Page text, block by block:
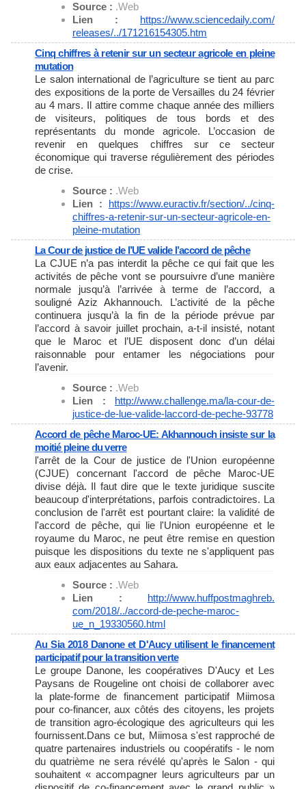
Source : .Web
Lien : https://www.sciencedaily.com/
releases/../171216154305.htm
Cinq chiffres à retenir sur un secteur agricole en pleine
mutation
Le salon international de l’agriculture se tient au parc
des expositions de la porte de Versailles du 24 février
au 4 mars. Il attire comme chaque année des milliers
de visiteurs, politiques de tous bords et des
représentants du monde agricole. L’occasion de
revenir en quelques chiffres sur ce secteur
économique qui traverse régulièrement des périodes
de crise.
Source : .Web
Lien : https://www.euractiv.fr/section/../cinq-
chiffres-a-retenir-sur-un-secteur-agricole-en-
pleine-mutation
La Cour de justice de l’UE valide l’accord de pêche
La CJUE n’a pas interdit la pêche ce qui fait que les
activités de pêche vont se poursuivre d’une manière
normale jusqu’à l’arrivée à terme de l’accord, a
souligné Aziz Akhannouch. L’activité de la pêche
continuera jusqu’à la fin de la période prévue par
l’accord à savoir juillet prochain, a-t-il insisté, notant
que le Maroc et l’UE disposent donc d’un délai
raisonnable pour entamer les négociations pour
l’avenir.
Source : .Web
Lien : http://www.challenge.ma/la-cour-de-
justice-de-lue-valide-laccord-de-peche-93778
Accord de pêche Maroc-UE: Akhannouch insiste sur la
moitié pleine du verre
l'arrêt de la Cour de justice de l'Union européenne
(CJUE) concernant l'accord de pêche Maroc-UE
divise déjà. Il faut dire que le texte juridique suscite
beaucoup d'interprétations, parfois contradictoires. La
conclusion de l'arrêt est pourtant claire: la validité de
l'accord de pêche, qui lie l'Union européenne et le
royaume du Maroc, ne peut être remise en question
puisque les dispositions du texte ne s'appliquent pas
aux eaux adjacentes au Sahara.
Source : .Web
Lien : http://www.huffpostmaghreb.
com/2018/../accord-de-peche-maroc-
ue_n_19330560.html
Au Sia 2018 Danone et D'Aucy utilisent le financement
participatif pour la transition verte
Le groupe Danone, les coopératives D'Aucy et Les
Paysans de Rougeline ont choisi de collaborer avec
la plate-forme de financement participatif Miimosa
pour co-financer, aux côtés des citoyens, les projets
de transition agro-écologique des agriculteurs qui les
fournissent.Dans ce but, Miimosa s'est rapproché de
quatre partenaires industriels ou coopératifs - le nom
du quatrième ne sera révélé qu'après le Salon - qui
souhaitent « accompagner leurs agriculteurs par un